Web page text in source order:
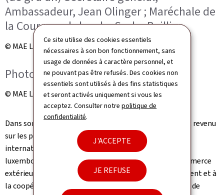
Ce site utilise des cookies essentiels
nécessaires à son bon fonctionnement, sans
usage de données à caractère personnel, et
ne pouvant pas être refusés. Des cookies non
essentiels sont utilisés à des fins statistiques
et seront activés uniquement si vous les
acceptez. Consulter notrepolitique de
confidentialité.
J'ACCEPTE
JE REFUSE
Ambassadeur, Jean Olinger ; Maréchale de
la Cour grand-ducale, Sasha Baillie
© MAE Luxembourg
Photo de groupe
© MAE Luxembourg
Dans son allocution d'ouverture, le ministre Bettel est revenu
sur les principaux sujets d'actualité européenne et
internationale, sur l'engagement de la diplomatie
luxembourgeoise, ainsi que sur les dossiers liés au commerce
extérieur, à la politique de coopération et développement et à
la coopération transfrontalière. Il a remercié les chefs de